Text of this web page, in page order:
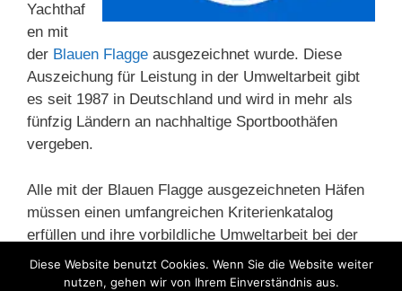
Yachthaf
en mit
der Blauen Flagge ausgezeichnet wurde. Diese
Auszeichung für Leistung in der Umweltarbeit gibt
es seit 1987 in Deutschland und wird in mehr als
fünfzig Ländern an nachhaltige Sportboothäfen
vergeben.
Alle mit der Blauen Flagge ausgezeichneten Häfen
müssen einen umfangreichen Kriterienkatalog
erfüllen und ihre vorbildliche Umweltarbeit bei der
Umweltkommunikation jährlich erneut nachweisen.
Diese Website benutzt Cookies. Wenn Sie die Website weiter
nutzen, gehen wir von Ihrem Einverständnis aus.